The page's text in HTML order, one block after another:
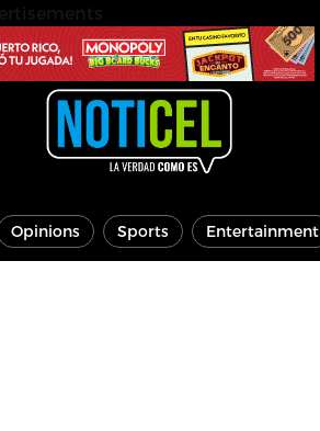
Opinions Sports Entertainment